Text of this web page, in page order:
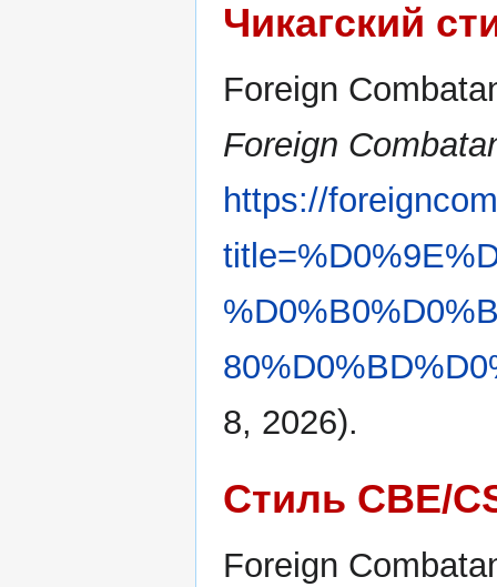
Чикагский
Foreign
Foreign
https://
8, 2026).
Стиль CBE/
Foreign